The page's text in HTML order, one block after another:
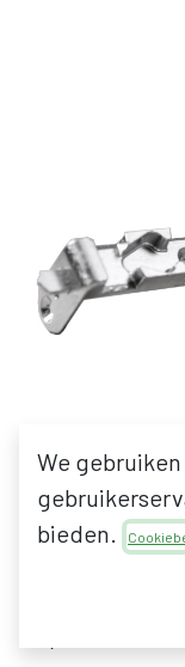
MACO
We
bieden.